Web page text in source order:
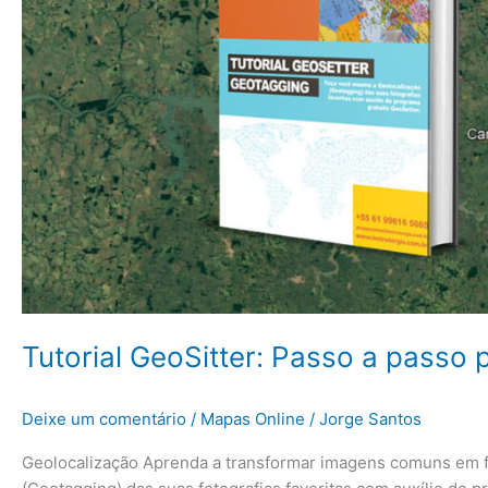
Tutorial GeoSitter: Passo a passo
Deixe um comentário / Mapas Online / Jorge Santos
Geolocalização Aprenda a transformar imagens comuns